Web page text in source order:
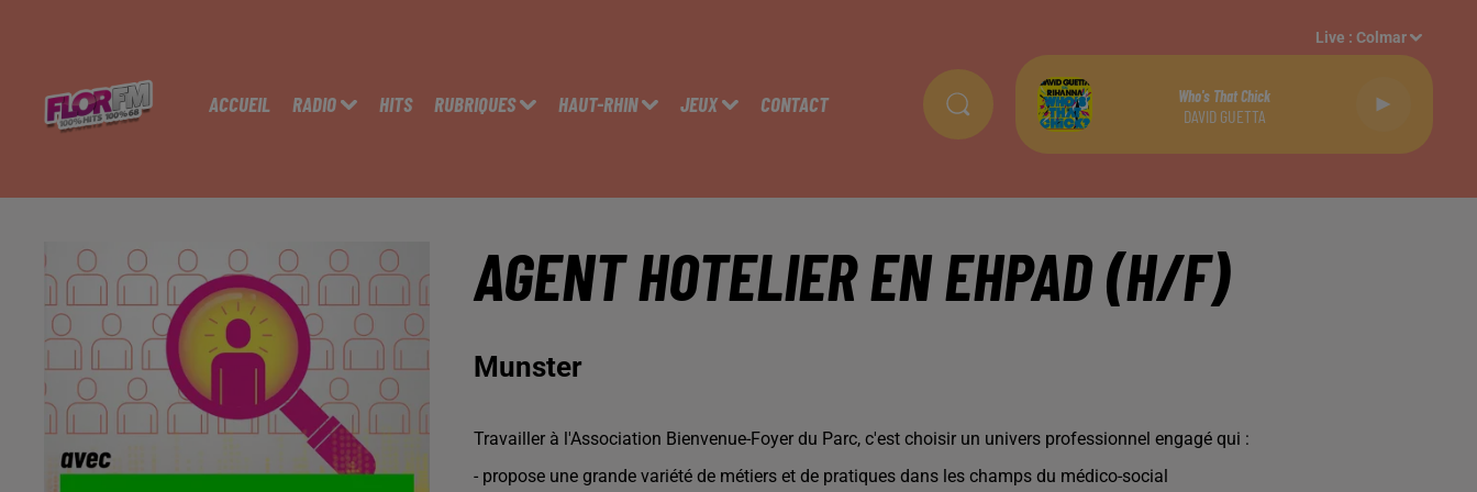
ACCUEIL RADIO HITS RUBRIQUES HAUT-RHIN JEUX CONTACT
Live :Colmar
Who's That Chick
DAVID GUETTA
AGENT HOTELIER EN EHPAD (H/F)
Munster
Travailler à l'Association Bienvenue-Foyer du Parc, c'est choisir un univers professionnel engagé qui :
- propose une grande variété de métiers et de pratiques dans les champs du médico-social